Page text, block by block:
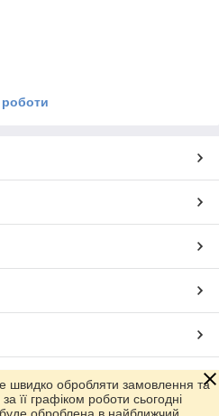
роботи
Prom.ua
швидко обробляти замовлення та
її графіком роботи сьогодні